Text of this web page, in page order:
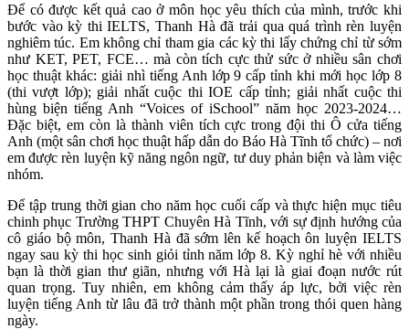
Để có được kết quả cao ở môn học yêu thích của mình, trước khi
bước vào kỳ thi IELTS, Thanh Hà đã trải qua quá trình rèn luyện
nghiêm túc. Em không chỉ tham gia các kỳ thi lấy chứng chỉ từ sớm
như KET, PET, FCE… mà còn tích cực thử sức ở nhiều sân chơi
học thuật khác: giải nhì tiếng Anh lớp 9 cấp tỉnh khi mới học lớp 8
(thi vượt lớp); giải nhất cuộc thi IOE cấp tỉnh; giải nhất cuộc thi
hùng biện tiếng Anh “Voices of iSchool” năm học 2023-2024…
Đặc biệt, em còn là thành viên tích cực trong đội thi Ô cửa tiếng
Anh (một sân chơi học thuật hấp dẫn do Báo Hà Tĩnh tổ chức) – nơi
em được rèn luyện kỹ năng ngôn ngữ, tư duy phản biện và làm việc
nhóm.
Để tập trung thời gian cho năm học cuối cấp và thực hiện mục tiêu
chinh phục Trường THPT Chuyên Hà Tĩnh, với sự định hướng của
cô giáo bộ môn, Thanh Hà đã sớm lên kế hoạch ôn luyện IELTS
ngay sau kỳ thi học sinh giỏi tỉnh năm lớp 8. Kỳ nghỉ hè với nhiều
bạn là thời gian thư giãn, nhưng với Hà lại là giai đoạn nước rút
quan trọng. Tuy nhiên, em không cảm thấy áp lực, bởi việc rèn
luyện tiếng Anh từ lâu đã trở thành một phần trong thói quen hàng
ngày.